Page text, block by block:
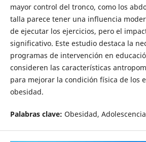
mayor control del tronco, como los
talla parece tener una influencia
de ejecutar los ejercicios, pero el
significativo. Este estudio destaca la
programas de intervención en
consideren las características
para mejorar la condición física de los
obesidad.
Palabras clave: Obesidad,